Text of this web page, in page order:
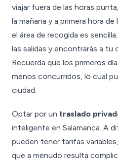
viajar fuera de las horas
la mañana y a primera hora
el área de recogida es
las salidas y encontrarás a tu
Recuerda que los primeros
menos concurridos, lo cual
ciudad.
Optar por un traslado
inteligente en Salamanca. A
pueden tener tarifas
que a menudo resulta